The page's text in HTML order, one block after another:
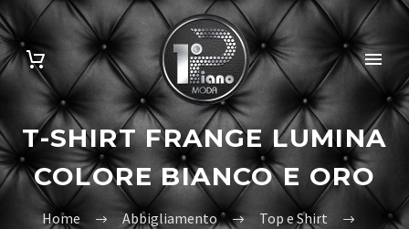
T-SHIRT FRANGE LUMINA
COLORE BIANCO E ORO
Home Abbigliamento
Top e Shirt